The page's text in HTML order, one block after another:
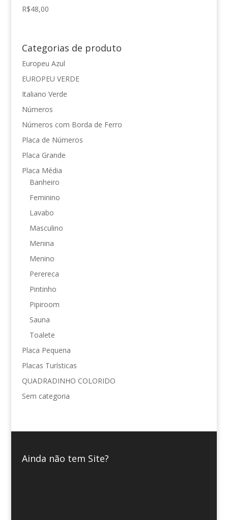
R$48,00
Categorias de produto
Europeu Azul
EUROPEU VERDE
Italiano Verde
Números
Números com Borda de Ferro
Placa de Números
Placa Grande
Placa Média
Banheiro
Feminino
Lavabo
Masculino
Menina
Menino
Perereca
Pintinho
Pipiroom
Sauna
Toalete
Placa Pequena
Placas Turísticas
QUADRADINHO COLORIDO
Sem categoria
Ainda não tem Site?